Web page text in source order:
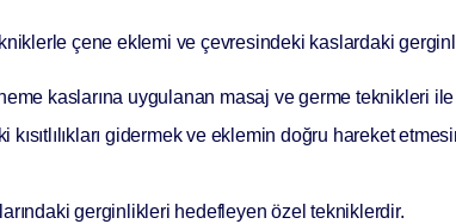
çene eklemi ve çevresindeki kaslardaki
kaslarına uygulanan masaj ve germe teknikleri ile
kısıtlılıkları gidermek ve eklemin doğru hareket
gerginlikleri hedefleyen özel tekniklerdir.